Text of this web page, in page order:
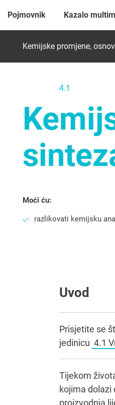
Pojmovnik Kazalo
4.1
Moći ću:
razlikovati kemijsku
Uvod
Prisjetite se
jedinicu 4.1
Tijekom
kojima dolazi
proizvodnja